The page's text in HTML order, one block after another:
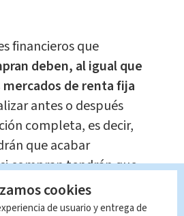
financieros que
deben, al igual que
de renta fija
antes o después
completa, es decir,
que acabar
compran tendrán que
cookies
de usuario y entrega de